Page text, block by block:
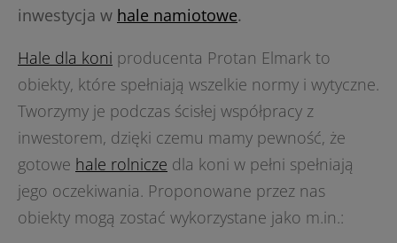
inwestycja w hale namiotowe.
Hale dla koni producenta Protan Elmark to
obiekty, które spełniają wszelkie normy i wytyczne.
Tworzymy je podczas ścisłej współpracy z
inwestorem, dzięki czemu mamy pewność, że
gotowe hale rolnicze dla koni w pełni spełniają
jego oczekiwania. Proponowane przez nas
obiekty mogą zostać wykorzystane jako m.in.: